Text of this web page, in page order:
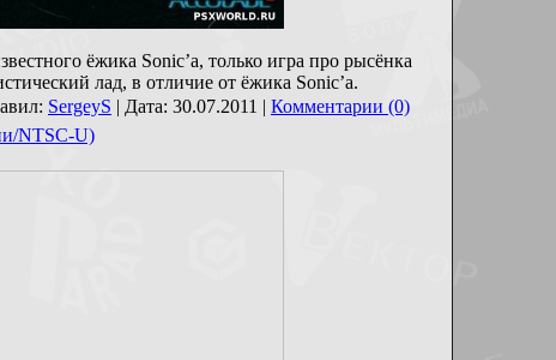
ёжика Sonic’а, только игра про рысёнка
лад, в отличие от ёжика Sonic’а.
SergeyS | Дата: 30.07.2011 | Комментарии (0)
NTSC-U)